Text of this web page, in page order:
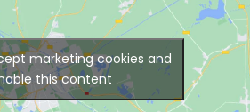
marketing cookies and
this content